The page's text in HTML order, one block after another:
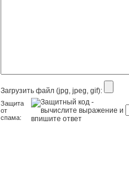
Загрузить файл (jpg, jpeg, gif):
Защита
от
спама: